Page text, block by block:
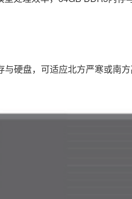
硬盘，可适应北方严寒或南